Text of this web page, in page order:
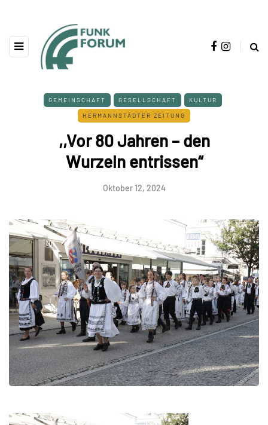
GEMEINSCHAFT GESELLSCHAFT KULTUR
HERMANNSTÄDTER ZEITUNG
,,Vor 80 Jahren – den
Wurzeln entrissen“
Oktober 12, 2024